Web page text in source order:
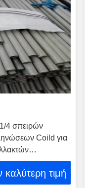
4 σπειρών
Coild για
καλύτερη τιμή